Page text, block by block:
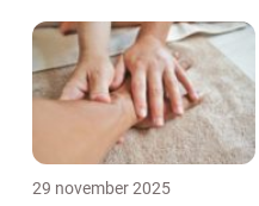
29 november 2025